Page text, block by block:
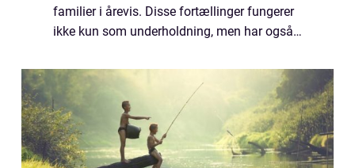
familier i årevis. Disse fortællinger fungerer
ikke kun som underholdning, men har også
udvikling og søvnkvalitet. I denn...